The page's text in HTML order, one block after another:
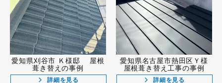
愛知県刈谷市 Ｋ様邸 屋根
葺き替えの事例
詳細を見る
愛知県名古屋市熱田区Ｙ様
屋根葺き替え工事の事例
詳細を見る